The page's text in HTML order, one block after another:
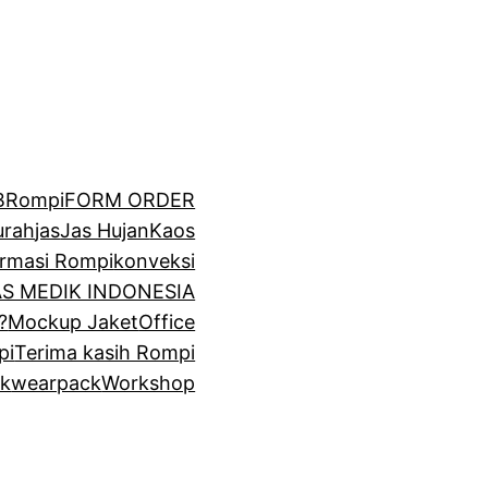
FORM ORDER
jasJas HujanKaos
Rompikonveksi
MEDIK INDONESIA
Mockup JaketOffice
Terima kasih Rompi
wearpackWorkshop